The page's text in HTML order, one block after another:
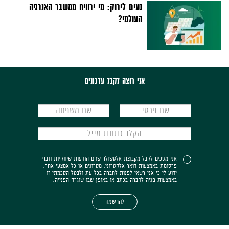
נעים לירוק: מי ירוויח ממשבר האנרגיה
העולמי?
אני רוצה לקבל עדכונים
אני מסכים לקבל מקבוצת אלטשולר שחם הודעות שיווקיות ודברי
פרסומת באמצעות דואר אלקטרוני, מסרונים או כל אמצעי אחר.
ידוע לי כי אני רשאי לפנות לחברה בכל עת ולבטל הסכמתי זו
באמצעות פניה לחברה בכתב או באופן שבו שוגרה הפנייה.
להרשמה